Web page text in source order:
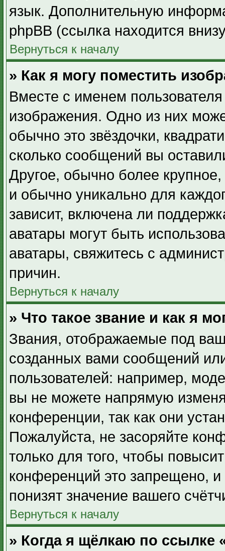
язык. Дополнительную
phpBB (ссылка находится
Вернуться к началу
» Как я могу поместить
Вместе с именем пользователя
изображения. Одно из них
обычно это звёздочки,
сколько сообщений вы
Другое, обычно более
и обычно уникально для
зависит, включена ли
аватары могут быть
аватары, свяжитесь с
причин.
Вернуться к началу
» Что такое звание и как я
Звания, отображаемые под
созданных вами сообщений
пользователей: например,
вы не можете напрямую
конференции, так как они
Пожалуйста, не засоряйте
только для того, чтобы
конференций это запрещено,
понизят значение вашего
Вернуться к началу
» Когда я щёлкаю по ссылке